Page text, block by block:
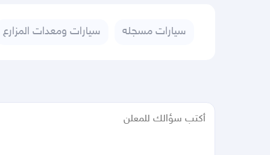
سيارات مسجله سيارات ومعدات المزارع